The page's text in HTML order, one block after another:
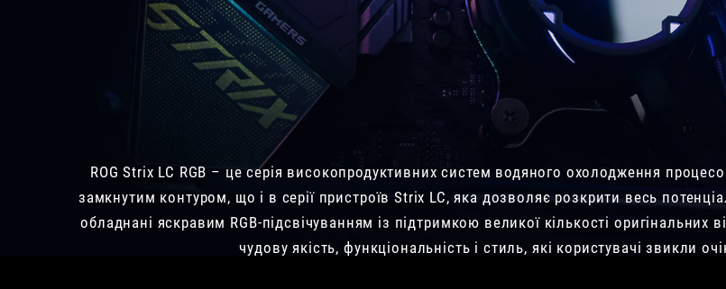
ROG Strix LC RGB – це серія високопродуктивних систем водяного охолодження
замкнутим контуром, що і в серії пристроїв Strix LC, яка дозволяє розкрити весь
обладнані яскравим RGB-підсвічуванням із підтримкою великої кількості оригінальних
чудову якість, функціональність і стиль, які користувачі звикли